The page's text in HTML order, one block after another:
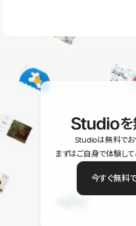
ユーザー同士で質問・相談でき
Studioは無料でお
まずはご自身で体験して
今すぐ無料